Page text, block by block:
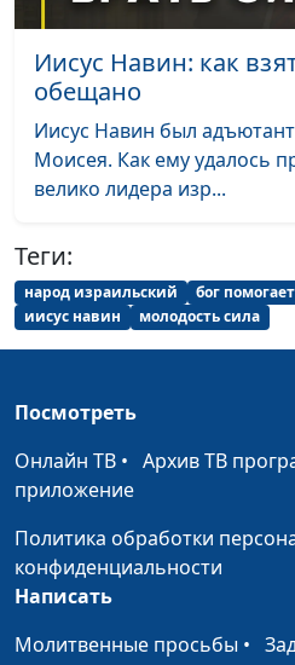
Что дает церковь
человеку? (осень)
Что дает церковь
человеку? (лето)
Что дает церковь
человеку? (зима)
Что дает церковь
Бог дает щедро (осень)
Бог дает щедро (лето)
Бог дает щедро (зима)
Бог дает щедро (весна)
Иисус Навин: как
обещано
Иисус Навин был
Моисея. Как ему удалось
велико лидера изр...
Теги:
народ израильский бог помогает
иисус навин
молодость сила
Посмотреть
Онлайн ТВ • Архив ТВ
приложение
Политика обработки
конфиденциальности
Написать
Молитвенные просьбы •